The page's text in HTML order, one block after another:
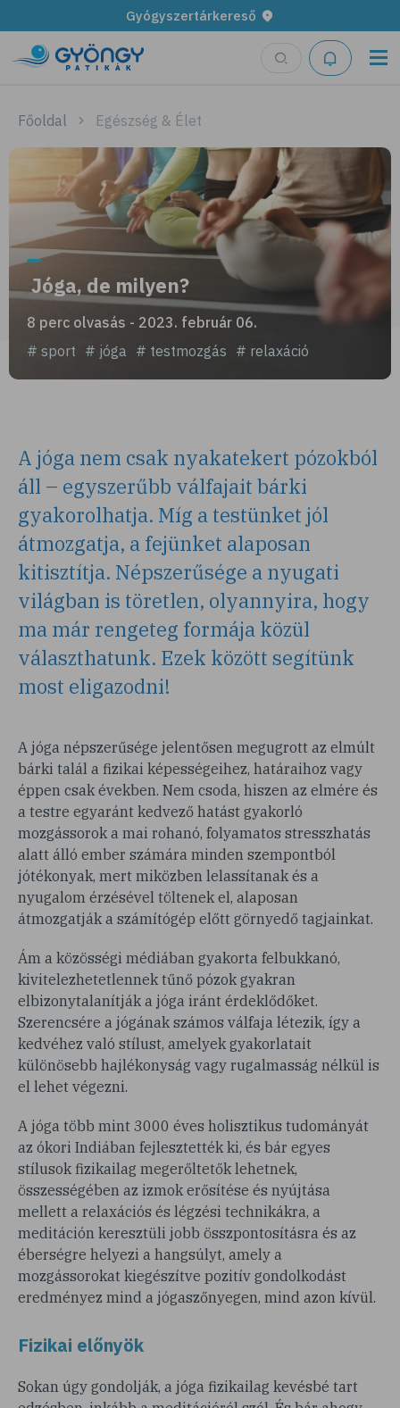
Gyógyszertárkereső
Főoldal Egészség & Élet
Jóga, de milyen?
8 perc olvasás - 2023. február 06.
# sport # jóga # testmozgás # relaxáció
A jóga nem csak nyakatekert pózokból
áll – egyszerűbb válfajait bárki
gyakorolhatja. Míg a testünket jól
átmozgatja, a fejünket alaposan
kitisztítja. Népszerűsége a nyugati
világban is töretlen, olyannyira, hogy
ma már rengeteg formája közül
választhatunk. Ezek között segítünk
most eligazodni!
A jóga népszerűsége jelentősen megugrott az elmúlt
bárki talál a fizikai képességeihez, határaihoz vagy
éppen csak években. Nem csoda, hiszen az elmére és
a testre egyaránt kedvező hatást gyakorló
mozgássorok a mai rohanó, folyamatos stresszhatás
alatt álló ember számára minden szempontból
jótékonyak, mert miközben lelassítanak és a
nyugalom érzésével töltenek el, alaposan
átmozgatják a számítógép előtt görnyedő tagjainkat.
Ám a közösségi médiában gyakorta felbukkanó,
kivitelezhetetlennek tűnő pózok gyakran
elbizonytalanítják a jóga iránt érdeklődőket.
Szerencsére a jógának számos válfaja létezik, így a
kedvéhez való stílust, amelyek gyakorlatait
különösebb hajlékonyság vagy rugalmasság nélkül is
el lehet végezni.
A jóga több mint 3000 éves holisztikus tudományát
az ókori Indiában fejlesztették ki, és bár egyes
stílusok fizikailag megerőltetők lehetnek,
összességében az izmok erősítése és nyújtása
mellett a relaxációs és légzési technikákra, a
meditáción keresztüli jobb összpontosításra és az
éberségre helyezi a hangsúlyt, amely a
mozgássorokat kiegészítve pozitív gondolkodást
eredményez mind a jógaszőnyegen, mind azon kívül.
Fizikai előnyök
Sokan úgy gondolják, a jóga fizikailag kevésbé tart